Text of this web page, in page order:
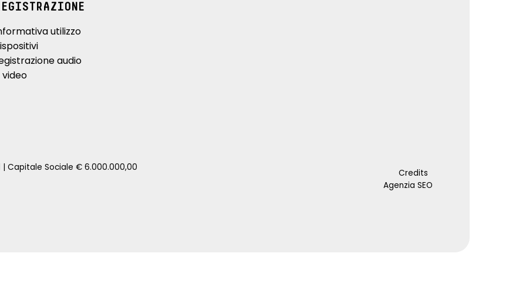
utilizzo
audio
video
| Capitale Sociale € 6.000.000,00
Credits
Agenzia SEO